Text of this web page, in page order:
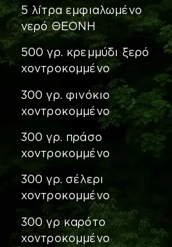
5 λίτρα εμφιαλωμένο
νερό ΘΕΟΝΗ
500 γρ. κρεμμύδι ξερό
χοντροκομμένο
300 γρ. φινόκιο
χοντροκομμένο
300 γρ. πράσο
χοντροκομμένο
300 γρ. σέλερι
χοντροκομμένο
300 γρ καρότο
χοντροκομμένο